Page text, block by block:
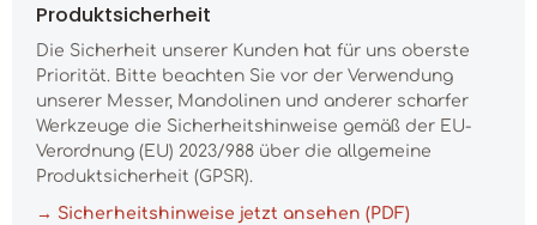
Produktsicherheit
Die Sicherheit unserer Kunden hat für uns oberste
Priorität. Bitte beachten Sie vor der Verwendung
unserer Messer, Mandolinen und anderer scharfer
Werkzeuge die Sicherheitshinweise gemäß der EU-
Verordnung (EU) 2023/988 über die allgemeine
Produktsicherheit (GPSR).
→ Sicherheitshinweise jetzt ansehen (PDF)